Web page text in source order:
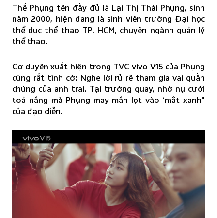
Thế Phụng tên đầy đủ là Lại Thị Thái Phụng, sinh
năm 2000, hiện đang là sinh viên trường Đại học
thể dục thể thao TP. HCM, chuyên ngành quản lý
thể thao.
Cơ duyên xuất hiện trong TVC vivo V15 của Phụng
cũng rất tình cờ: Nghe lời rủ rê tham gia vai quần
chúng của anh trai. Tại trường quay, nhờ nụ cười
toả nắng mà Phụng may mắn lọt vào ‘mắt xanh"
của đạo diễn.